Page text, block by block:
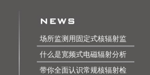
场所监测用固定式核辐射监
什么是宽频式电磁辐射分析
带你全面认识常规核辐射检